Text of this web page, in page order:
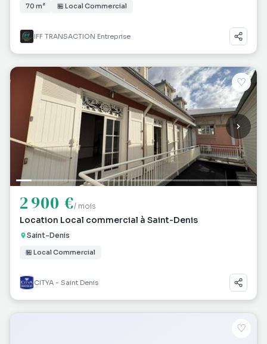
70 m² 🏪 Local Commercial
IFF TRANSACTION Entreprise
♡
2 900 €/ mois
Location Local commercial à Saint-Denis
Saint-Denis
🏪 Local Commercial
CITYA - Saint Denis
♡